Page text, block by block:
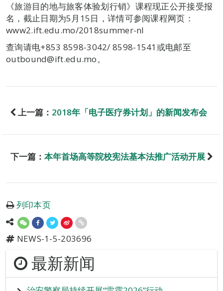
《旅游目的地与旅客体验划行销》课程现正公开接受报
名，截止日期为5月15日，详情可参阅课程网页：
www2.ift.edu.mo/2018summer-nl
查询请电+853 8598-3042/ 8598-1541或电邮至
outbound@ift.edu.mo。
上一篇： 2018年「电子医疗券计划」的新闻发布会
下一篇： 本年首场高等院校宪法基本法推广活动开展
列印本页
NEWS-1-5-203696
最新新闻